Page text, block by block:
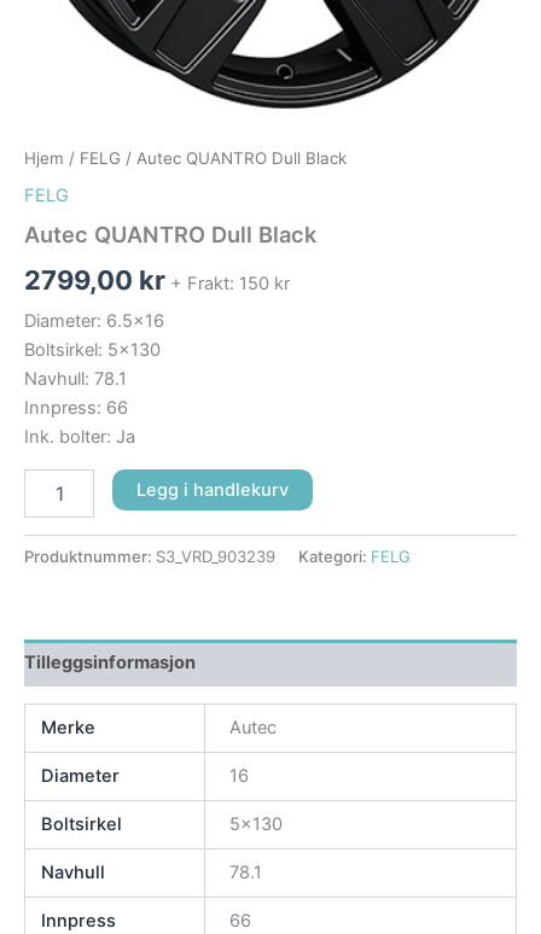
Hjem / FELG / Autec QUANTRO Dull Black
FELG
Autec QUANTRO Dull Black
2799,00 kr + Frakt: 150 kr
Diameter: 6.5×16
Boltsirkel: 5×130
Navhull: 78.1
Innpress: 66
Ink. bolter: Ja
Legg i handlekurv
Produktnummer: S3_VRD_903239 Kategori: FELG
Tilleggsinformasjon
Merke Autec
Diameter 16
Boltsirkel 5×130
Navhull 78.1
Innpress 66